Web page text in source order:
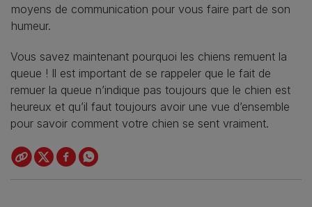
moyens de communication pour vous faire part de son
humeur.
Vous savez maintenant pourquoi les chiens remuent la
queue ! Il est important de se rappeler que le fait de
remuer la queue n’indique pas toujours que le chien est
heureux et qu’il faut toujours avoir une vue d’ensemble
pour savoir comment votre chien se sent vraiment.